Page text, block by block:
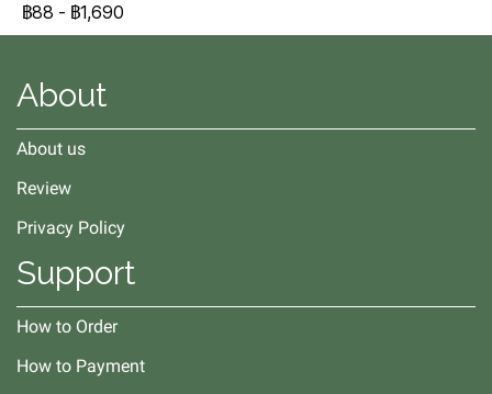
฿88 - ฿1,690
About
About us
Review
Privacy Policy
Support
How to Order
How to Payment